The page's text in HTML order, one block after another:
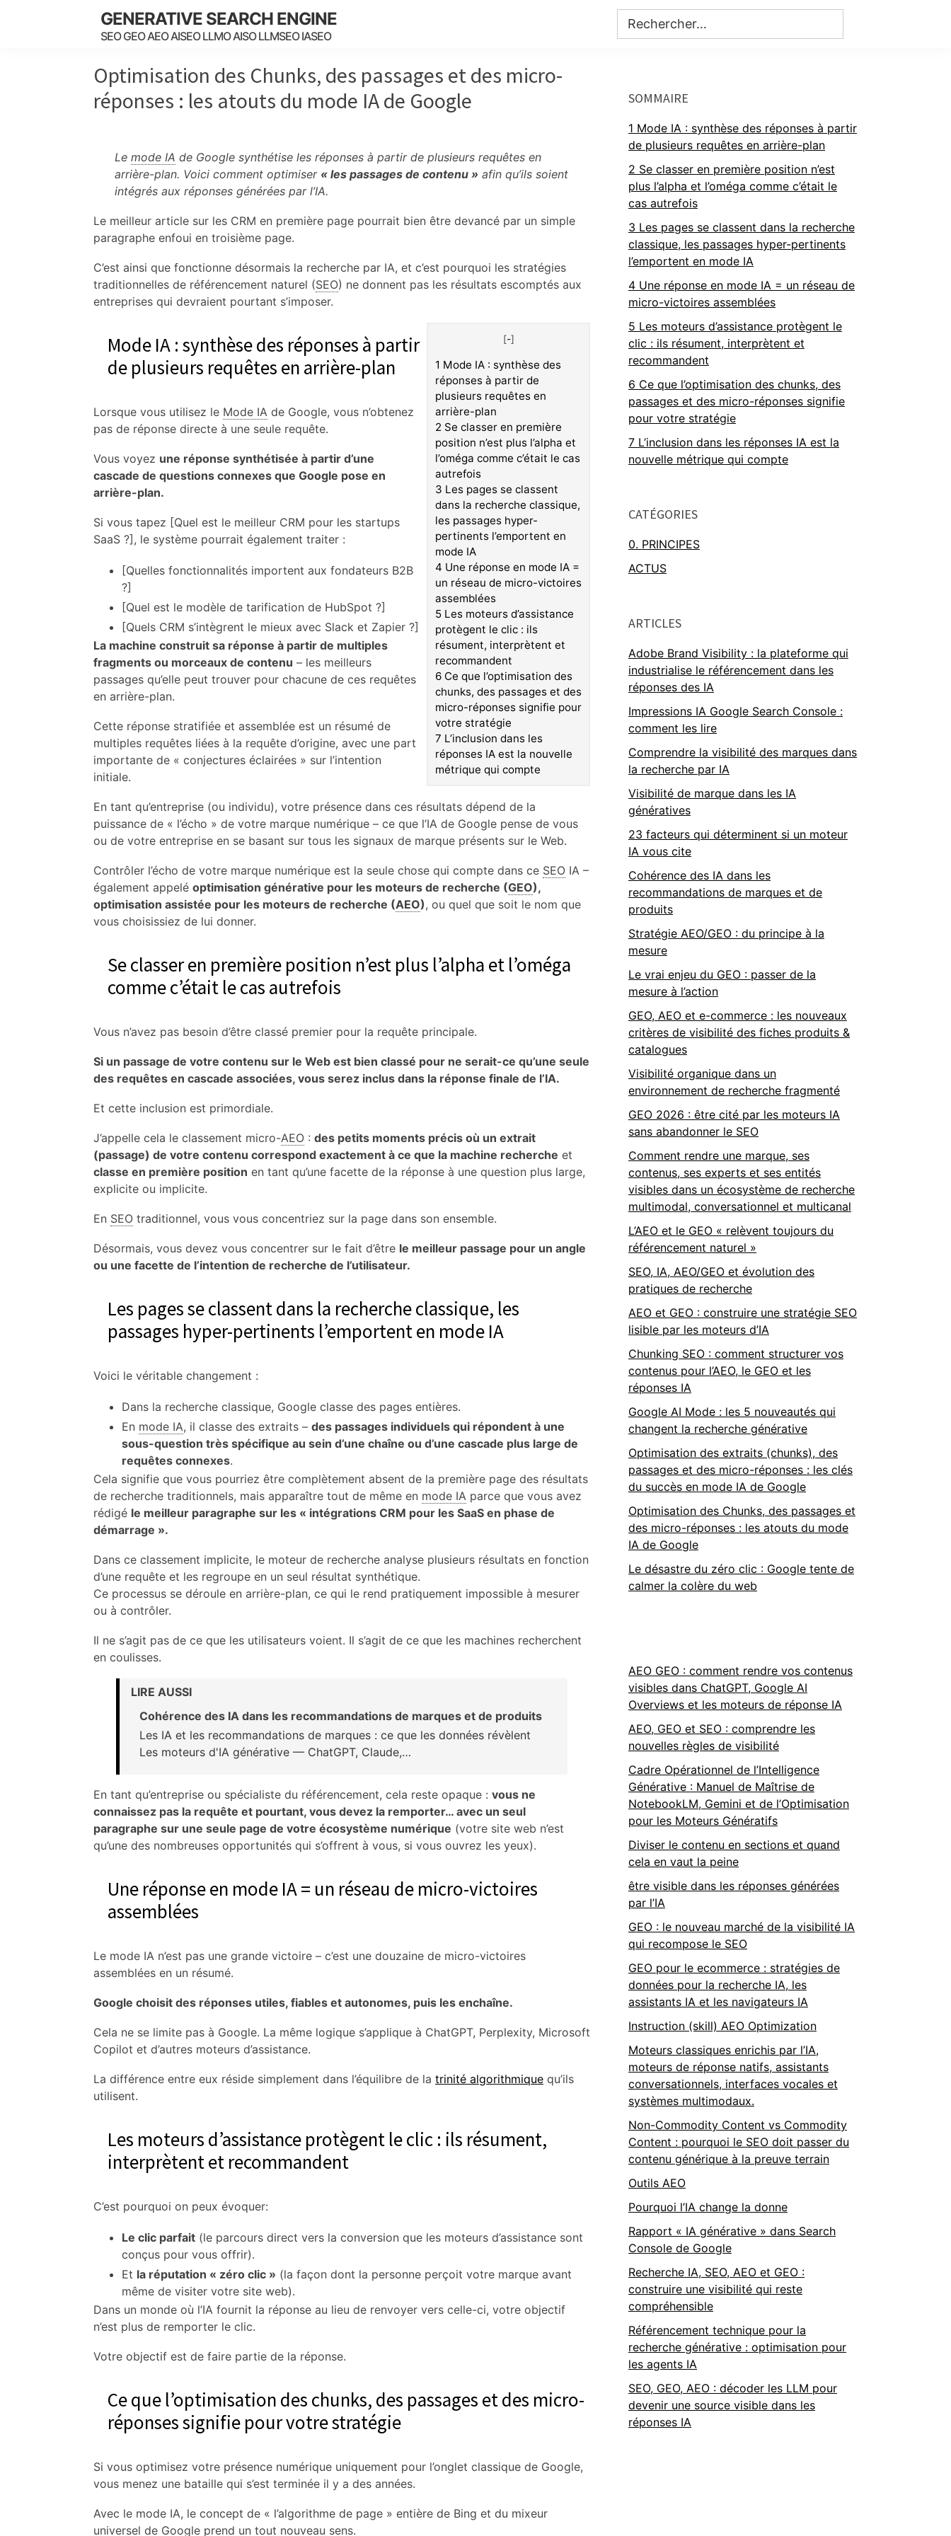
GENERATIVE SEARCH ENGINE
SEO GEO AEO AISEO LLMO AISO LLMSEO IASEO
Optimisation des Chunks, des passages et des micro-
réponses : les atouts du mode IA de Google
Le mode IA de Google synthétise les réponses à partir de plusieurs requêtes en
arrière-plan. Voici comment optimiser « les passages de contenu » afin qu’ils soient
intégrés aux réponses générées par l’IA.
Le meilleur article sur les CRM en première page pourrait bien être devancé par un simple
paragraphe enfoui en troisième page.
C’est ainsi que fonctionne désormais la recherche par IA, et c’est pourquoi les stratégies
traditionnelles de référencement naturel (SEO) ne donnent pas les résultats escomptés aux
entreprises qui devraient pourtant s’imposer.
[-]
1 Mode IA : synthèse des
réponses à partir de
plusieurs requêtes en
arrière-plan
2 Se classer en première
position n’est plus l’alpha et
l’oméga comme c’était le cas
autrefois
3 Les pages se classent
dans la recherche classique,
les passages hyper-
pertinents l’emportent en
mode IA
4 Une réponse en mode IA =
un réseau de micro-victoires
assemblées
5 Les moteurs d’assistance
protègent le clic : ils
résument, interprètent et
recommandent
6 Ce que l’optimisation des
chunks, des passages et des
micro-réponses signifie pour
votre stratégie
7 L’inclusion dans les
réponses IA est la nouvelle
métrique qui compte
Mode IA : synthèse des réponses à partir
de plusieurs requêtes en arrière-plan
Lorsque vous utilisez le Mode IA de Google, vous n’obtenez
pas de réponse directe à une seule requête.
Vous voyez une réponse synthétisée à partir d’une
cascade de questions connexes que Google pose en
arrière-plan.
Si vous tapez [Quel est le meilleur CRM pour les startups
SaaS ?], le système pourrait également traiter :
[Quelles fonctionnalités importent aux fondateurs B2B
?]
[Quel est le modèle de tarification de HubSpot ?]
[Quels CRM s’intègrent le mieux avec Slack et Zapier ?]
La machine construit sa réponse à partir de multiples
fragments ou morceaux de contenu – les meilleurs
passages qu’elle peut trouver pour chacune de ces requêtes
en arrière-plan.
Cette réponse stratifiée et assemblée est un résumé de
multiples requêtes liées à la requête d’origine, avec une part
importante de « conjectures éclairées » sur l’intention
initiale.
En tant qu’entreprise (ou individu), votre présence dans ces résultats dépend de la
puissance de « l’écho » de votre marque numérique – ce que l’IA de Google pense de vous
ou de votre entreprise en se basant sur tous les signaux de marque présents sur le Web.
Contrôler l’écho de votre marque numérique est la seule chose qui compte dans ce SEO IA –
également appelé optimisation générative pour les moteurs de recherche (GEO),
optimisation assistée pour les moteurs de recherche (AEO), ou quel que soit le nom que
vous choisissiez de lui donner.
Se classer en première position n’est plus l’alpha et l’oméga
comme c’était le cas autrefois
Vous n’avez pas besoin d’être classé premier pour la requête principale.
Si un passage de votre contenu sur le Web est bien classé pour ne serait-ce qu’une seule
des requêtes en cascade associées, vous serez inclus dans la réponse finale de l’IA.
Et cette inclusion est primordiale.
J’appelle cela le classement micro-AEO : des petits moments précis où un extrait
(passage) de votre contenu correspond exactement à ce que la machine recherche et
classe en première position en tant qu’une facette de la réponse à une question plus large,
explicite ou implicite.
En SEO traditionnel, vous vous concentriez sur la page dans son ensemble.
Désormais, vous devez vous concentrer sur le fait d’être le meilleur passage pour un angle
ou une facette de l’intention de recherche de l’utilisateur.
Les pages se classent dans la recherche classique, les
passages hyper-pertinents l’emportent en mode IA
Voici le véritable changement :
Dans la recherche classique, Google classe des pages entières.
En mode IA, il classe des extraits – des passages individuels qui répondent à une
sous-question très spécifique au sein d’une chaîne ou d’une cascade plus large de
requêtes connexes.
Cela signifie que vous pourriez être complètement absent de la première page des résultats
de recherche traditionnels, mais apparaître tout de même en mode IA parce que vous avez
rédigé le meilleur paragraphe sur les « intégrations CRM pour les SaaS en phase de
démarrage ».
Dans ce classement implicite, le moteur de recherche analyse plusieurs résultats en fonction
d’une requête et les regroupe en un seul résultat synthétique.
Ce processus se déroule en arrière-plan, ce qui le rend pratiquement impossible à mesurer
ou à contrôler.
Il ne s’agit pas de ce que les utilisateurs voient. Il s’agit de ce que les machines recherchent
en coulisses.
LIRE AUSSI
Cohérence des IA dans les recommandations de marques et de produits
Les IA et les recommandations de marques : ce que les données révèlent
Les moteurs d'IA générative — ChatGPT, Claude,…
En tant qu’entreprise ou spécialiste du référencement, cela reste opaque : vous ne
connaissez pas la requête et pourtant, vous devez la remporter… avec un seul
paragraphe sur une seule page de votre écosystème numérique (votre site web n’est
qu’une des nombreuses opportunités qui s’offrent à vous, si vous ouvrez les yeux).
Une réponse en mode IA = un réseau de micro-victoires
assemblées
Le mode IA n’est pas une grande victoire – c’est une douzaine de micro-victoires
assemblées en un résumé.
Google choisit des réponses utiles, fiables et autonomes, puis les enchaîne.
Cela ne se limite pas à Google. La même logique s’applique à ChatGPT, Perplexity, Microsoft
Copilot et d’autres moteurs d’assistance.
La différence entre eux réside simplement dans l’équilibre de la trinité algorithmique qu’ils
utilisent.
Les moteurs d’assistance protègent le clic : ils résument,
interprètent et recommandent
C’est pourquoi on peux évoquer:
Le clic parfait (le parcours direct vers la conversion que les moteurs d’assistance sont
conçus pour vous offrir).
Et la réputation « zéro clic » (la façon dont la personne perçoit votre marque avant
même de visiter votre site web).
Dans un monde où l’IA fournit la réponse au lieu de renvoyer vers celle-ci, votre objectif
n’est plus de remporter le clic.
Votre objectif est de faire partie de la réponse.
Ce que l’optimisation des chunks, des passages et des micro-
réponses signifie pour votre stratégie
Si vous optimisez votre présence numérique uniquement pour l’onglet classique de Google,
vous menez une bataille qui s’est terminée il y a des années.
Avec le mode IA, le concept de « l’algorithme de page » entière de Bing et du mixeur
universel de Google prend un tout nouveau sens.
Sidebar
SOMMAIRE
1 Mode IA : synthèse des réponses à partir
de plusieurs requêtes en arrière-plan
2 Se classer en première position n’est
plus l’alpha et l’oméga comme c’était le
cas autrefois
3 Les pages se classent dans la recherche
classique, les passages hyper-pertinents
l’emportent en mode IA
4 Une réponse en mode IA = un réseau de
micro-victoires assemblées
5 Les moteurs d’assistance protègent le
clic : ils résument, interprètent et
recommandent
6 Ce que l’optimisation des chunks, des
passages et des micro-réponses signifie
pour votre stratégie
7 L’inclusion dans les réponses IA est la
nouvelle métrique qui compte
CATÉGORIES
0. PRINCIPES
ACTUS
ARTICLES
Adobe Brand Visibility : la plateforme qui
industrialise le référencement dans les
réponses des IA
Impressions IA Google Search Console :
comment les lire
Comprendre la visibilité des marques dans
la recherche par IA
Visibilité de marque dans les IA
génératives
23 facteurs qui déterminent si un moteur
IA vous cite
Cohérence des IA dans les
recommandations de marques et de
produits
Stratégie AEO/GEO : du principe à la
mesure
Le vrai enjeu du GEO : passer de la
mesure à l’action
GEO, AEO et e-commerce : les nouveaux
critères de visibilité des fiches produits &
catalogues
Visibilité organique dans un
environnement de recherche fragmenté
GEO 2026 : être cité par les moteurs IA
sans abandonner le SEO
Comment rendre une marque, ses
contenus, ses experts et ses entités
visibles dans un écosystème de recherche
multimodal, conversationnel et multicanal
L’AEO et le GEO « relèvent toujours du
référencement naturel »
SEO, IA, AEO/GEO et évolution des
pratiques de recherche
AEO et GEO : construire une stratégie SEO
lisible par les moteurs d’IA
Chunking SEO : comment structurer vos
contenus pour l’AEO, le GEO et les
réponses IA
Google AI Mode : les 5 nouveautés qui
changent la recherche générative
Optimisation des extraits (chunks), des
passages et des micro-réponses : les clés
du succès en mode IA de Google
Optimisation des Chunks, des passages et
des micro-réponses : les atouts du mode
IA de Google
Le désastre du zéro clic : Google tente de
calmer la colère du web
AEO GEO : comment rendre vos contenus
visibles dans ChatGPT, Google AI
Overviews et les moteurs de réponse IA
AEO, GEO et SEO : comprendre les
nouvelles règles de visibilité
Cadre Opérationnel de l’Intelligence
Générative : Manuel de Maîtrise de
NotebookLM, Gemini et de l’Optimisation
pour les Moteurs Génératifs
Diviser le contenu en sections et quand
cela en vaut la peine
être visible dans les réponses générées
par l’IA
GEO : le nouveau marché de la visibilité IA
qui recompose le SEO
GEO pour le ecommerce : stratégies de
données pour la recherche IA, les
assistants IA et les navigateurs IA
Instruction (skill) AEO Optimization
Moteurs classiques enrichis par l’IA,
moteurs de réponse natifs, assistants
conversationnels, interfaces vocales et
systèmes multimodaux.
Non-Commodity Content vs Commodity
Content : pourquoi le SEO doit passer du
contenu générique à la preuve terrain
Outils AEO
Pourquoi l’IA change la donne
Rapport « IA générative » dans Search
Console de Google
Recherche IA, SEO, AEO et GEO :
construire une visibilité qui reste
compréhensible
Référencement technique pour la
recherche générative : optimisation pour
les agents IA
SEO, GEO, AEO : décoder les LLM pour
devenir une source visible dans les
réponses IA